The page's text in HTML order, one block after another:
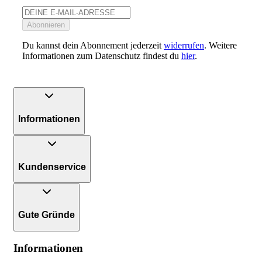
Abonnieren
Du kannst dein Abonnement jederzeit widerrufen. Weitere
Informationen zum Datenschutz findest du hier.
Informationen
Kundenservice
Gute Gründe
Informationen